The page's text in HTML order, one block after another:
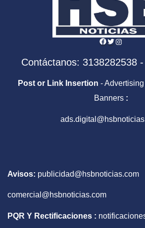
Facebook
Twitter
Contáctanos: 3138282538
Post or Link Insertion -
Banners :
Avisos: publicidad@hsbnoticias.com
comercial@hsbnoticias.com
PQR Y Rectificaciones :